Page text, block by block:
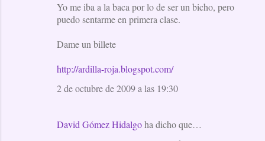
Yo me iba a la baca por lo de ser un bicho, pero
puedo sentarme en primera clase.
Dame un billete
http://ardilla-roja.blogspot.com/
2 de octubre de 2009 a las 19:30
David Gómez Hidalgoha dicho que…